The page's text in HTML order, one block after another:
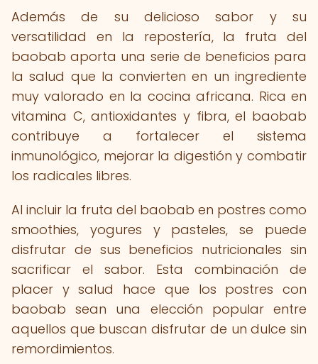
Además de su delicioso sabor y su
versatilidad en la repostería, la fruta del
baobab aporta una serie de beneficios para
la salud que la convierten en un ingrediente
muy valorado en la cocina africana. Rica en
vitamina C, antioxidantes y fibra, el baobab
contribuye a fortalecer el sistema
inmunológico, mejorar la digestión y combatir
los radicales libres.
Al incluir la fruta del baobab en postres como
smoothies, yogures y pasteles, se puede
disfrutar de sus beneficios nutricionales sin
sacrificar el sabor. Esta combinación de
placer y salud hace que los postres con
baobab sean una elección popular entre
aquellos que buscan disfrutar de un dulce sin
remordimientos.